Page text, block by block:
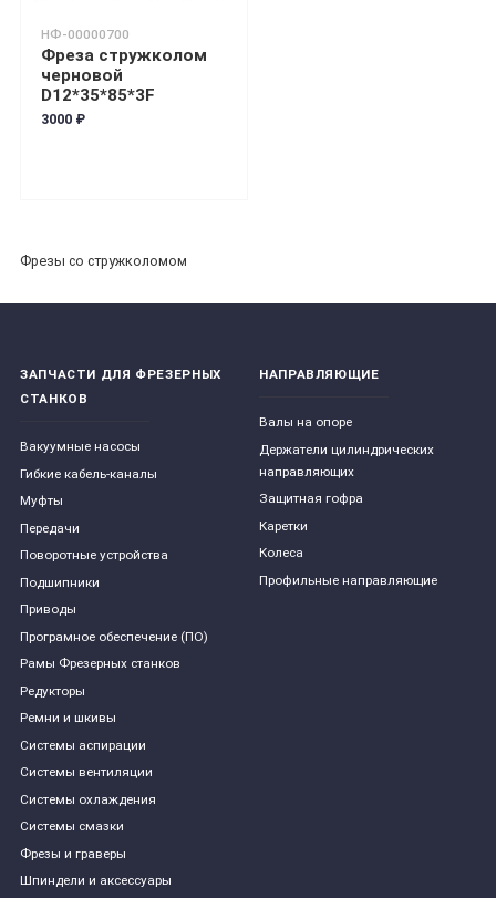
НФ-00000700
Фреза стружколом
черновой
D12*35*85*3F
3000 ₽
Фрезы со стружколомом
ЗАПЧАСТИ ДЛЯ ФРЕЗЕРНЫХ
СТАНКОВ
Вакуумные насосы
Гибкие кабель-каналы
Муфты
Передачи
Поворотные устройства
Подшипники
Приводы
Програмное обеспечение (ПО)
Рамы Фрезерных станков
Редукторы
Ремни и шкивы
Системы аспирации
Системы вентиляции
Системы охлаждения
Системы смазки
Фрезы и граверы
Шпиндели и аксессуары
НАПРАВЛЯЮЩИЕ
Валы на опоре
Держатели цилиндрических
направляющих
Защитная гофра
Каретки
Колеса
Профильные направляющие